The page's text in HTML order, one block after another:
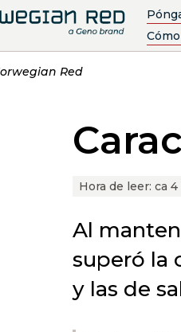
Red
Hora de leer: ca
Al
superó la
y las de